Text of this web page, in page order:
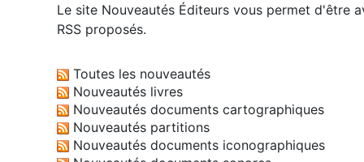
Le site Nouveautés Éditeurs vous permet d'être
RSS proposés.
Toutes les nouveautés
Nouveautés livres
Nouveautés documents cartographiques
Nouveautés partitions
Nouveautés documents iconographiques